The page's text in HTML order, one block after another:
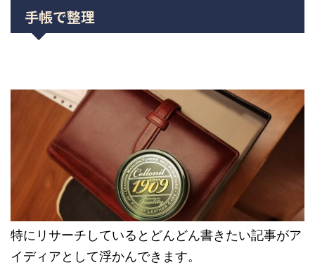
手帳で整理
特にリサーチしているとどんどん書きたい記事がア
イディアとして浮かんできます。